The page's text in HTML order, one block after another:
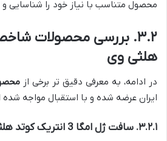
محصول متناسب با نیاز خود را شناسایی و
۳.۲. بررسی محصولات
هلثی وی
در ادامه، به معرفی دقیق تر برخی از
ایران عرضه شده و با استقبال مواجه شده
۳.۲.۱. سافت ژل امگا 3 انتریک کوتد هلثی وی (50 عددی)